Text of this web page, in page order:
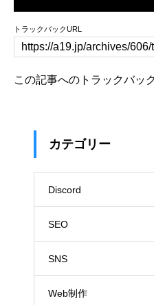
トラックバックURL
この記事へのトラックバッ
カテゴリー
Discord
SEO
SNS
Web制作